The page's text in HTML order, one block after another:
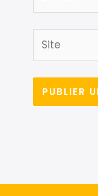
Site